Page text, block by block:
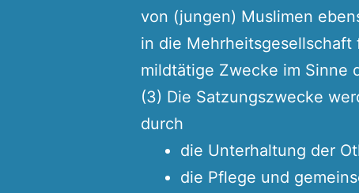
von (jungen) Muslimen
in die
mildtätige Zwecke im Sinne
(3) Die Satzungszwecke
durch
die Unterhaltung der
die Pflege und